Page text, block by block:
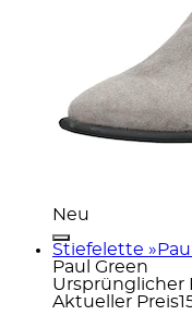
Neu
Stiefelette
Paul Green
Ursprünglicher
Aktueller Preis